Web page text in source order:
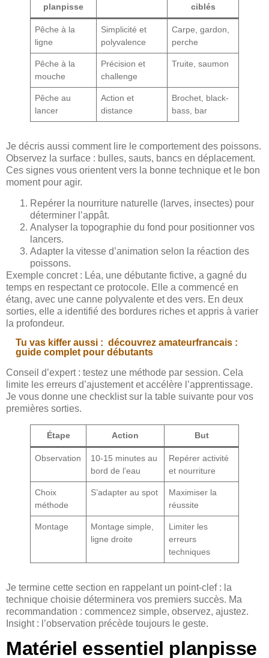
planpisse
ciblés
Pêche à la
ligne
Simplicité et
polyvalence
Carpe, gardon,
perche
Pêche à la
mouche
Précision et
challenge
Truite, saumon
Pêche au
lancer
Action et
distance
Brochet, black-
bass, bar
Je décris aussi comment lire le comportement des poissons.
Observez la surface : bulles, sauts, bancs en déplacement.
Ces signes vous orientent vers la bonne technique et le bon
moment pour agir.
Repérer la nourriture naturelle (larves, insectes) pour
déterminer l’appât.
Analyser la topographie du fond pour positionner vos
lancers.
Adapter la vitesse d’animation selon la réaction des
poissons.
Exemple concret : Léa, une débutante fictive, a gagné du
temps en respectant ce protocole. Elle a commencé en
étang, avec une canne polyvalente et des vers. En deux
sorties, elle a identifié des bordures riches et appris à varier
la profondeur.
Tu vas kiffer aussi : découvrez amateurfrancais :
guide complet pour débutants
Conseil d’expert : testez une méthode par session. Cela
limite les erreurs d’ajustement et accélère l’apprentissage.
Je vous donne une checklist sur la table suivante pour vos
premières sorties.
Étape Action But
Observation
10-15 minutes au
bord de l’eau
Repérer activité
et nourriture
Choix
méthode
S’adapter au spot
Maximiser la
réussite
Montage
Montage simple,
ligne droite
Limiter les
erreurs
techniques
Je termine cette section en rappelant un point-clef : la
technique choisie déterminera vos premiers succès. Ma
recommandation : commencez simple, observez, ajustez.
Insight : l’observation précède toujours le geste.
Matériel essentiel planpisse